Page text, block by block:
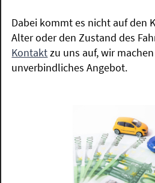
Dabei kommt es nicht auf den
Alter oder den Zustand des
Kontaktzu uns auf, wir
unverbindliches Angebot.